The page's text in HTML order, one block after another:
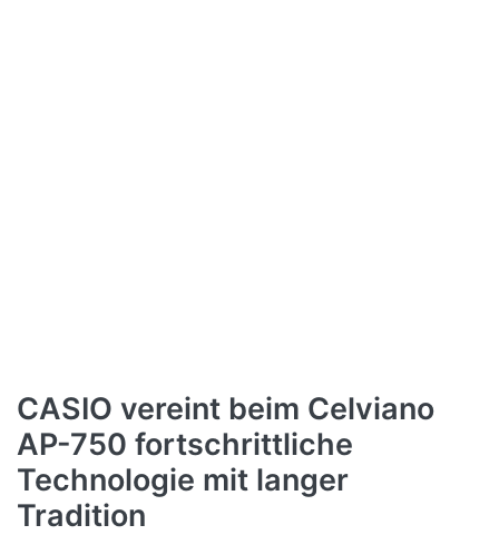
CASIO vereint beim Celviano
AP-750 fortschrittliche
Technologie mit langer
Tradition